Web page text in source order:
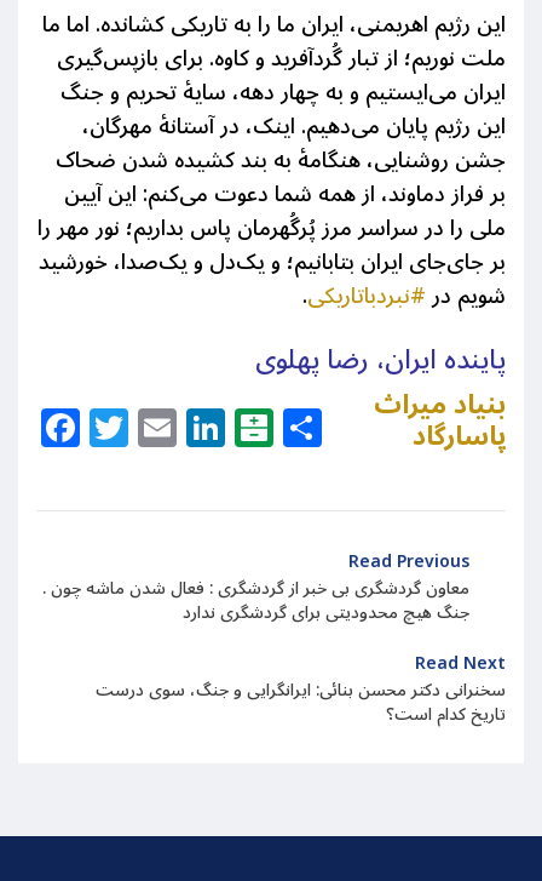
این رژیم اهریمنی، ایران ما را به تاریکی کشانده. اما ما
ملت نوریم؛ از تبار گُردآفرید و کاوه‌. برای بازپس‌گیری
ایران می‌ایستیم و به چهار دهه، سایهٔ تحریم و جنگ
این رژیم پایان می‌دهیم. اینک، در آستانهٔ مهرگان،
جشن روشنایی، هنگامهٔ به بند کشیده شدن ضحاک
بر فراز دماوند، از همه شما دعوت می‌کنم: این آیین
ملی را در سراسر مرز پُرگُهرمان پاس بداریم؛ نور مهر را
بر جای‌جای ایران بتابانیم؛ و یک‌دل و یک‌صدا، خورشید
شویم در#نبردباتاریکی.
پاینده ایران، رضا پهلوی
Facebook
Twitter
EmailLinkedIn
Balatarin
Share
بنیاد میراث
پاسارگاد
Read Previous
. معاون گردشگری بی خبر از گردشگری : فعال شدن ماشه چون
جنگ هیچ محدودیتی برای گردشگری ندارد
Read Next
سخنرانی دکتر محسن بنائی: ایرانگرایی و جنگ، سوی درست
تاریخ کدام است؟